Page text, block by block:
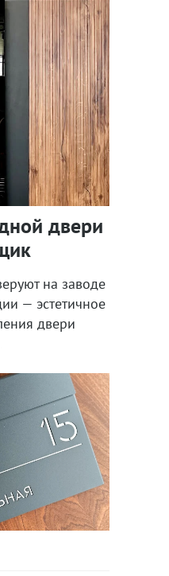
двери
на заводе
— эстетичное
двери